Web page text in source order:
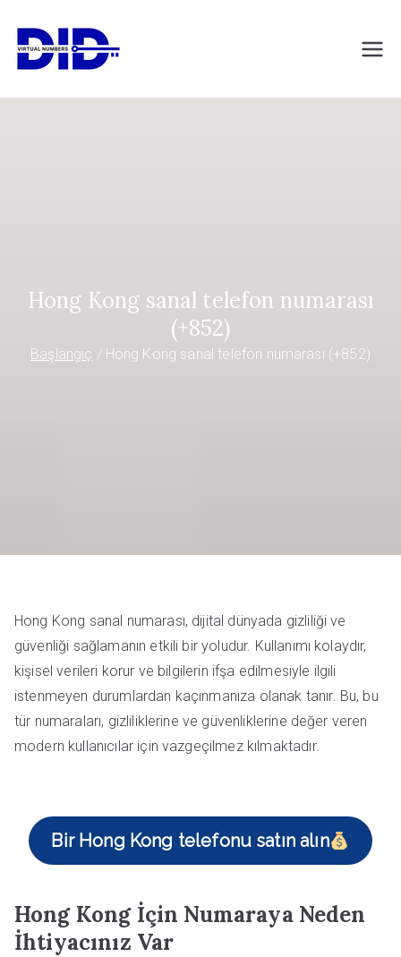
DIDVirtualNumb
Hong Kong sanal telefon numarası
(+852)
Başlangıç Hong Kong sanal telefon numarası (+852)
Hong Kong sanal numarası, dijital dünyada gizliliği ve
güvenliği sağlamanın etkili bir yoludur. Kullanımı kolaydır,
kişisel verileri korur ve bilgilerin ifşa edilmesiyle ilgili
istenmeyen durumlardan kaçınmanıza olanak tanır. Bu, bu
tür numaraları, gizliliklerine ve güvenliklerine değer veren
modern kullanıcılar için vazgeçilmez kılmaktadır.
Bir Hong Kong telefonu satın alın
Hong Kong İçin Numaraya Neden
İhtiyacınız Var